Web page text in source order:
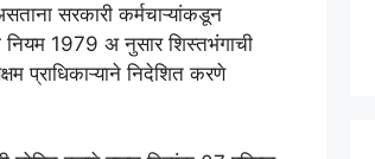
सरकारी कर्मचाऱ्यांकडून
नियम 1979 अ नुसार शिस्तभंगाची
प्राधिकाऱ्याने निदेशित करणे